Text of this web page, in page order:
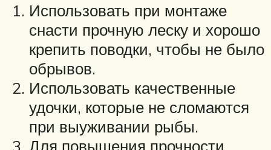
Использовать при монтаже
снасти прочную леску и хорошо
крепить поводки, чтобы не было
обрывов.
Использовать качественные
удочки, которые не сломаются
при выуживании рыбы.
Для повышения прочности